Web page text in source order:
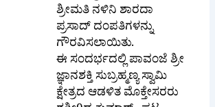
ಶ್ರೀಮತಿ ನಳಿನಿ ಶಾರದಾ
ಪ್ರಸಾದ್ ದಂಪತಿಗಳನ್ನು
ಗೌರವಿಸಲಾಯಿತು.
ಈ ಸಂದರ್ಭದಲ್ಲಿ ಪಾವಂಜೆ ಶ್ರೀ
ಜ್ಞಾನಶಕ್ತಿ ಸುಬ್ರಹ್ಮಣ್ಯ ಸ್ವಾಮಿ
ಕ್ಷೇತ್ರದ ಆಡಳಿತ ಮೊಕ್ತೇಸರರು